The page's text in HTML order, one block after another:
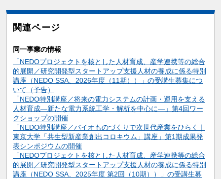
関連ページ
同一事業の情報
「NEDOプロジェクトを核とした人材育成、産学連携等の総合
的展開／研究開発型スタートアップ支援人材の養成に係る特別
講座（NEDO SSA、2026年度（11期））」の受講生募集につ
いて（予告）
「NEDO特別講座／将来の電力システムの計画・運用を支える
人材育成―新たな電力系統工学・解析を中心に―」第4回ワー
クショップの開催
「NEDO特別講座／バイオものづくりで次世代産業をひらく｜
東京大学「共生型新産業創出コロキウム」講座」第1期成果発
表シンポジウムの開催
「NEDOプロジェクトを核とした人材育成、産学連携等の総合
的展開／研究開発型スタートアップ支援人材の養成に係る特別
講座（NEDO SSA、2025年度 第2回（10期））」の受講生募